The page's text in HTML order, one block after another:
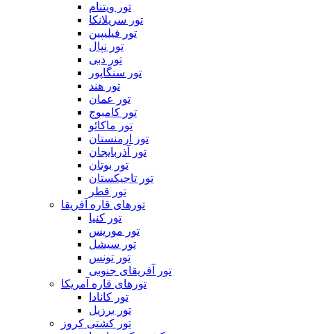
تور ویتنام
تور سریلانکا
تور فیلیپین
تور نپال
تور دبی
تور سنگاپور
تور هند
تور عمان
تور کامبوج
تور ماکائو
تور ارمنستان
تور آذربایجان
تور بوتان
تور تاجیکستان
تور قطر
تورهای قاره آفریقا
تور کنیا
تور موریس
تور سیشل
تور تونس
تور آفریقای جنوبی
تورهای قاره آمریکا
تور کانادا
تور برزیل
تور کشتی کروز